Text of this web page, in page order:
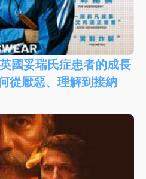
國妥瑞氏症患者的成長
從厭惡、理解到接納